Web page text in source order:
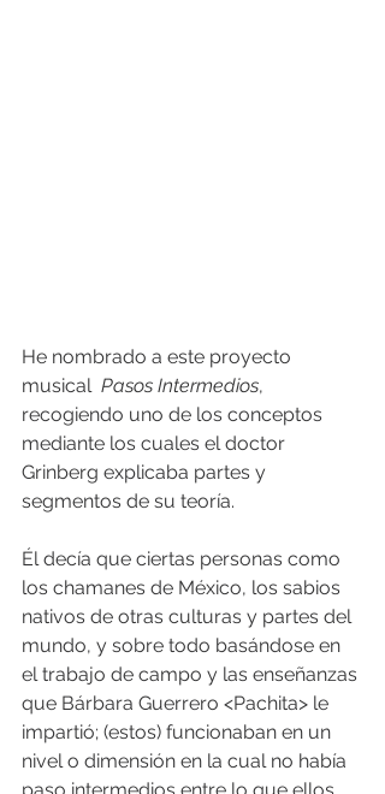
He nombrado a este proyecto
musical Pasos Intermedios,
recogiendo uno de los conceptos
mediante los cuales el doctor
Grinberg explicaba partes y
segmentos de su teoría.
Él decía que ciertas personas como
los chamanes de México, los sabios
nativos de otras culturas y partes del
mundo, y sobre todo basándose en
el trabajo de campo y las enseñanzas
que Bárbara Guerrero <Pachita> le
impartió; (estos) funcionaban en un
nivel o dimensión en la cual no había